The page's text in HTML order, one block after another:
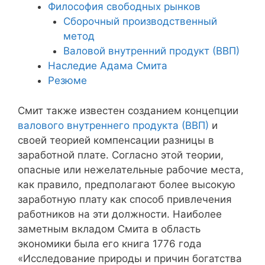
Философия свободных рынков
Сборочный производственный
метод
Валовой внутренний продукт (ВВП)
Наследие Адама Смита
Резюме
Смит также известен созданием концепции
валового внутреннего продукта (ВВП) и
своей теорией компенсации разницы в
заработной плате. Согласно этой теории,
опасные или нежелательные рабочие места,
как правило, предполагают более высокую
заработную плату как способ привлечения
работников на эти должности. Наиболее
заметным вкладом Смита в область
экономики была его книга 1776 года
«Исследование природы и причин богатства